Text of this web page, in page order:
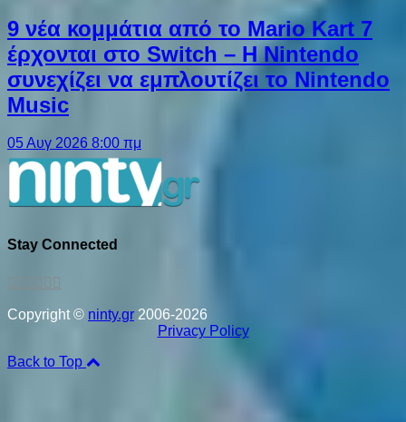
9 νέα κομμάτια από το Mario Kart 7
έρχονται στο Switch – Η Nintendo
συνεχίζει να εμπλουτίζει το Nintendo
Music
05 Αυγ 2026 8:00 πμ
Stay Connected
Copyright © ninty.gr 2006-2026
Privacy Policy
Back to Top